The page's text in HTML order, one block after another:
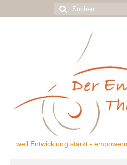
Suchen
nach:
weil Entwicklung stärkt -